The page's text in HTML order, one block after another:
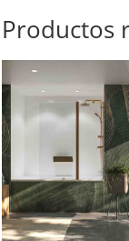
Productos